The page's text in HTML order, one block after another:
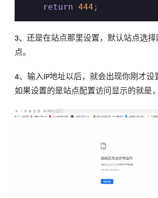
return 444 ;
3、还是在站点那里设置，默认站点选
点。
4、输入IP地址以后，就会出现你刚才设
如果设置的是站点配置访问显示的就是